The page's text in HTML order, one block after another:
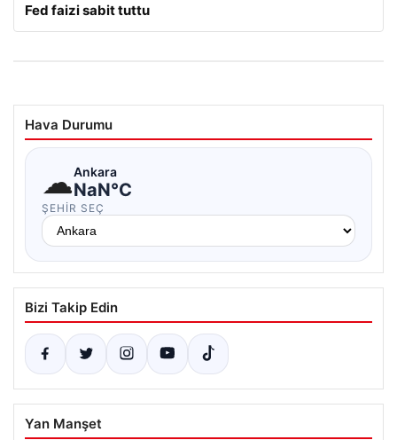
Fed faizi sabit tuttu
Hava Durumu
☁Ankara
NaN°C
ŞEHIR SEÇ
Bizi Takip Edin
Yan Manşet